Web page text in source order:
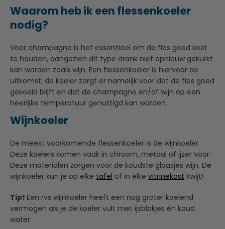
Waarom heb ik een flessenkoeler
nodig?
Voor champagne is het essentieel om de fles goed koel
te houden, aangezien dit type drank niet opnieuw gekurkt
kan worden zoals wijn. Een flessenkoeler is hiervoor de
uitkomst; de koeler zorgt er namelijk voor dat de fles goed
gekoeld blijft en dat de champagne en/of wijn op een
heerlijke temperatuur genuttigd kan worden.
Wijnkoeler
De meest voorkomende flessenkoeler is de wijnkoeler.
Deze koelers komen vaak in chroom, metaal of ijzer voor.
Deze materialen zorgen voor de koudste glaasjes wijn. De
wijnkoeler kun je op elke tafel of in elke vitrinekast kwijt!
Tip! Een rvs wijnkoeler heeft een nog groter koelend
vermogen als je de koeler vult met ijsblokjes én koud
water.